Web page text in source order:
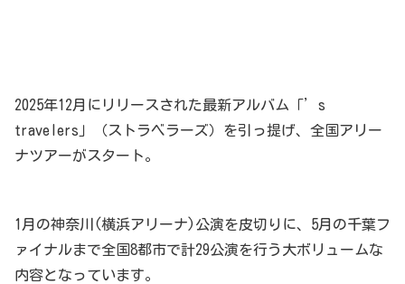
2025年12月にリリースされた最新アルバム「’s
travelers」（ストラベラーズ）を引っ提げ、全国アリー
ナツアーがスタート。
1月の神奈川(横浜アリーナ)公演を皮切りに、5月の千葉フ
ァイナルまで全国8都市で計29公演を行う大ボリュームな
内容となっています。